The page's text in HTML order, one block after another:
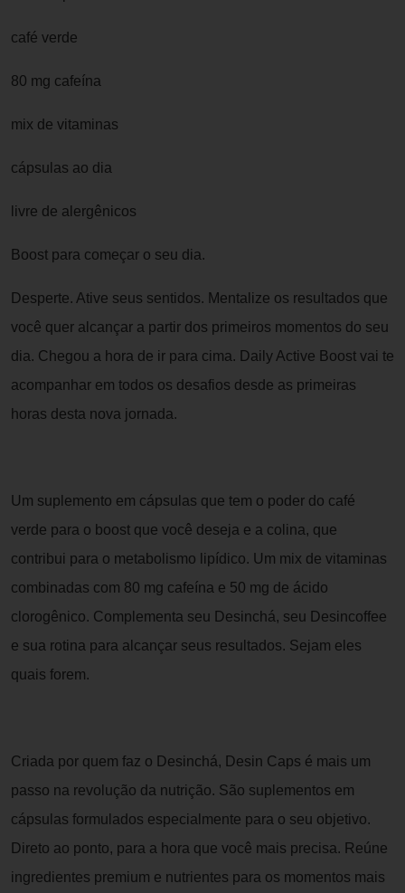
café verde
80 mg cafeína
mix de vitaminas
cápsulas ao dia
livre de alergênicos
Boost para começar o seu dia.
Desperte. Ative seus sentidos. Mentalize os resultados que
você quer alcançar a partir dos primeiros momentos do seu
dia. Chegou a hora de ir para cima. Daily Active Boost vai te
acompanhar em todos os desafios desde as primeiras
horas desta nova jornada.
Um suplemento em cápsulas que tem o poder do café
verde para o boost que você deseja e a colina, que
contribui para o metabolismo lipídico. Um mix de vitaminas
combinadas com 80 mg cafeína e 50 mg de ácido
clorogênico. Complementa seu Desinchá, seu Desincoffee
e sua rotina para alcançar seus resultados. Sejam eles
quais forem.
Criada por quem faz o Desinchá, Desin Caps é mais um
passo na revolução da nutrição. São suplementos em
cápsulas formulados especialmente para o seu objetivo.
Direto ao ponto, para a hora que você mais precisa. Reúne
ingredientes premium e nutrientes para os momentos mais